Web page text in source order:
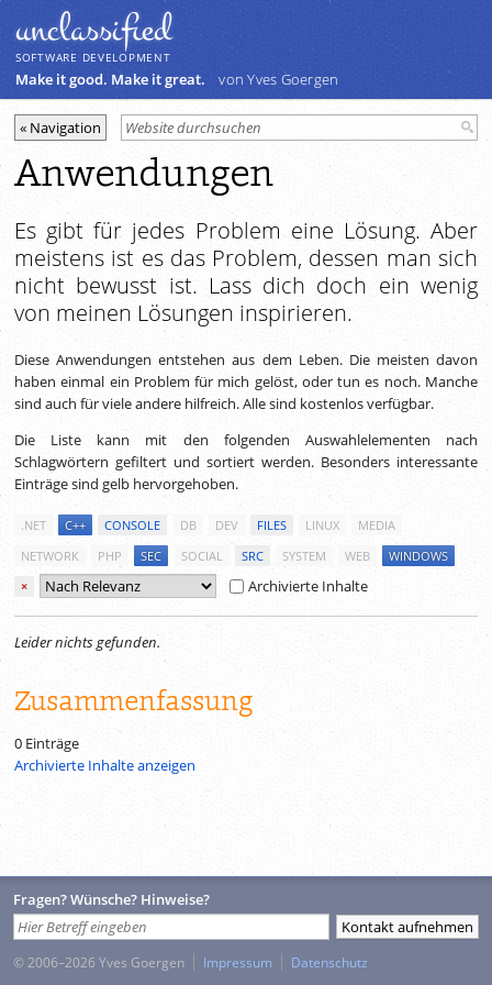
unclassiﬁed
SOFTWARE DEVELOPMENT
Make it good. Make it great. von Yves Goergen
Anwendungen
Es gibt für jedes Problem eine Lösung. Aber
meistens ist es das Problem, dessen man sich
nicht bewusst ist. Lass dich doch ein wenig
von meinen Lösungen inspirieren.
Diese Anwendungen entstehen aus dem Leben. Die meisten davon
haben einmal ein Problem für mich gelöst, oder tun es noch. Manche
sind auch für viele andere hilfreich. Alle sind kostenlos verfügbar.
Die Liste kann mit den folgenden Auswahlelementen nach
Schlagwörtern gefiltert und sortiert werden. Besonders interessante
Einträge sind gelb hervorgehoben.
.NET C++ CONSOLE DB DEV FILES LINUX
MEDIA
NETWORK
PHP SEC SOCIAL SRC SYSTEM WEB
WINDOWS
×
Archivierte Inhalte
Leider nichts gefunden.
Zusammenfassung
0 Einträge
Archivierte Inhalte anzeigen
Fragen? Wünsche? Hinweise?
© 2006–2026 Yves Goergen Impressum Datenschutz